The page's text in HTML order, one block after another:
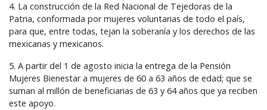
4. La construcción de la Red Nacional de Tejedoras de la
Patria, conformada por mujeres voluntarias de todo el país,
para que, entre todas, tejan la soberanía y los derechos de las
mexicanas y mexicanos.
5. A partir del 1 de agosto inicia la entrega de la Pensión
Mujeres Bienestar a mujeres de 60 a 63 años de edad; que se
suman al millón de beneficiarias de 63 y 64 años que ya reciben
este apoyo.